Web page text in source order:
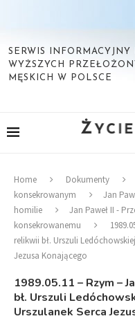
SERWIS INFORMACYJNY
WYŻSZYCH
MĘSKICH W POLSCE
Home Dokumenty
konsekrowanym
Jan
homilie
Jan Paweł II -
konsekrowanemu
relikwii bł. Urszuli
Jezusa Konającego
1989.05.11 – Rzym –
bł. Urszuli
Urszulanek Serca